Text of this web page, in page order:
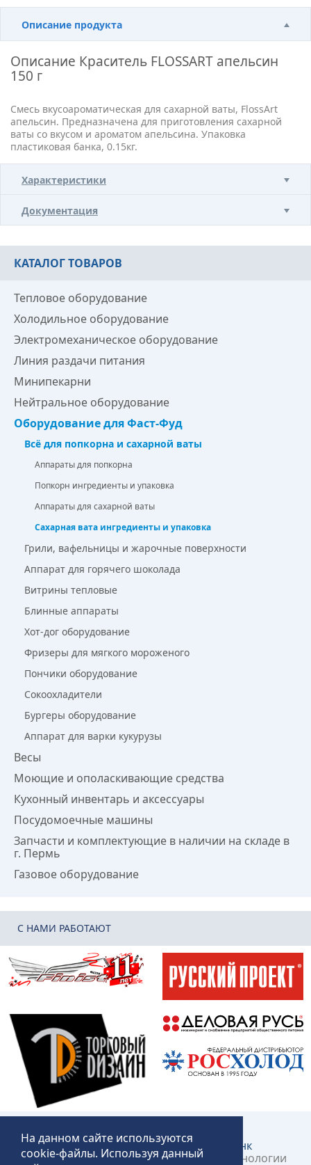
Описание продукта
Описание Краситель FLOSSART апельсин
150 г
Смесь вкусоароматическая для сахарной ваты, FlossArt
апельсин. Предназначена для приготовления сахарной
ваты со вкусом и ароматом апельсина. Упаковка
пластиковая банка, 0.15кг.
Характеристики
Документация
КАТАЛОГ ТОВАРОВ
Тепловое оборудование
Холодильное оборудование
Электромеханическое оборудование
Линия раздачи питания
Минипекарни
Нейтральное оборудование
Оборудование для Фаст-Фуд
Всё для попкорна и сахарной ваты
Аппараты для попкорна
Попкорн ингредиенты и упаковка
Аппараты для сахарной ваты
Сахарная вата ингредиенты и упаковка
Грили, вафельницы и жарочные поверхности
Аппарат для горячего шоколада
Витрины тепловые
Блинные аппараты
Хот-дог оборудование
Фризеры для мягкого мороженого
Пончики оборудование
Сокоохладители
Бургеры оборудование
Аппарат для варки кукурузы
Весы
Моющие и ополаскивающие средства
Кухонный инвентарь и аксессуары
Посудомоечные машины
Запчасти и комплектующие в наличии на складе в
г. Пермь
Газовое оборудование
C НАМИ РАБОТАЮТ
Создание и продвижение сайта:КликЛинк
©2018 – 2026 «Технопит» – Пермские технологии
На данном сайте используются
cookie-файлы. Используя данный